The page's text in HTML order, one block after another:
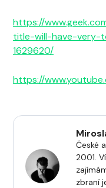
https://
title-will-have-very-
1629620/
https://
České
2001.
zbraní